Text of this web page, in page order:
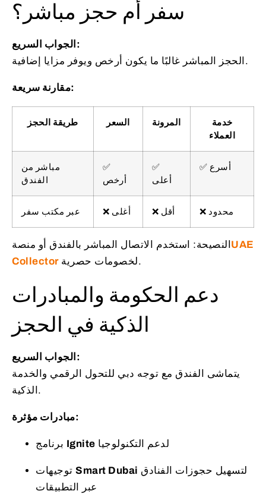
سفر أم حجز مباشر؟
الجواب السريع:
الحجز المباشر غالبًا ما يكون أرخص ويوفر مزايا إضافية.
مقارنة سريعة:
طريقة الحجز السعر المرونة
خدمة
العملاء
مباشر من
الفندق
✅
أرخص
✅
أعلى
✅ أسرع
عبر مكتب سفر ❌ أغلى ❌ أقل ❌ محدود
النصيحة: استخدم الاتصال المباشر بالفندق أو منصة UAE
Collector
لخصومات حصرية.
دعم الحكومة والمبادرات
الذكية في الحجز
الجواب السريع:
يتماشى الفندق مع توجه دبي للتحول الرقمي والخدمة
الذكية.
مبادرات مؤثرة:
Ignite لدعم التكنولوجيا
Smart Dubai
عبر التطبيقات